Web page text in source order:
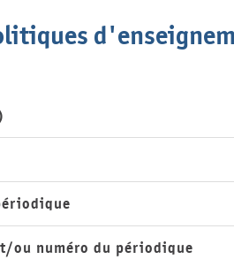
ou numéro du périodique